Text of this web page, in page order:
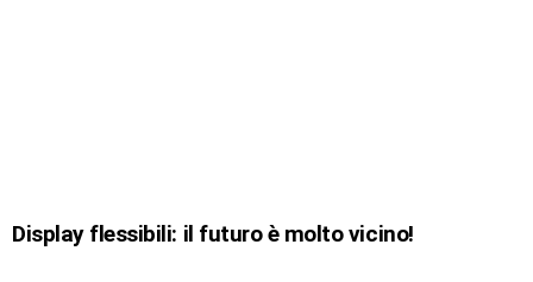
Display flessibili: il futuro è molto vicino!